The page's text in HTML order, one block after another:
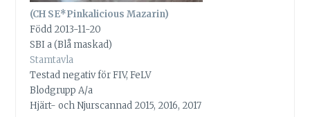
(CH SE*Pinkalicious Mazarin)
Född 2013-11-20
SBI a (Blå maskad)
Stamtavla
Testad negativ för FIV, FeLV
Blodgrupp A/a
Hjärt- och Njurscannad 2015, 2016, 2017